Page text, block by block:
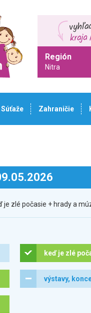
Región
Nitra
Súťaže Zahraničie
je zlé počasie + hrady a
keď je zlé
výstavy,